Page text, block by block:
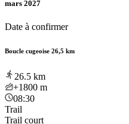
mars 2027
Date à confirmer
Boucle cugeoise 26,5 km
26.5 km
+1800 m
08:30
Trail
Trail court